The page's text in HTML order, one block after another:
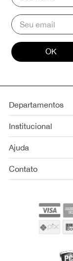
OK
Departamentos
Institucional
Ajuda
Contato